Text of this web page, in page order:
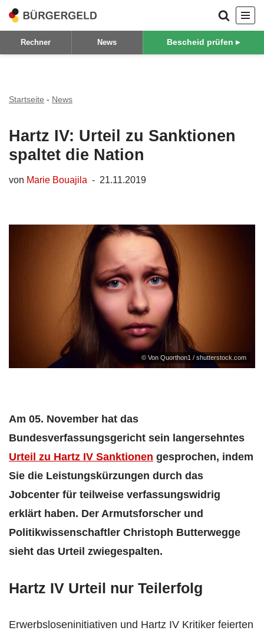
Zum
Inhalt
Rechner News Bescheid prüfen ▸
Startseite - News
Hartz IV: Urteil zu Sanktionen
spaltet die Nation
von Marie Bouajila 21.11.2019
© Von Quorthon1 / shutterstock.com
Am 05. November hat das
Bundesverfassungsgericht sein langersehntes
Urteil zu Hartz IV Sanktionen gesprochen, indem
Sie die Leistungskürzungen durch das
Jobcenter für teilweise verfassungswidrig
erklärt haben. Der Armutsforscher und
Politikwissenschaftler Christoph Butterwegge
sieht das Urteil zwiegespalten.
Hartz IV Urteil nur Teilerfolg
Erwerbsloseninitiativen und Hartz IV Kritiker feierten